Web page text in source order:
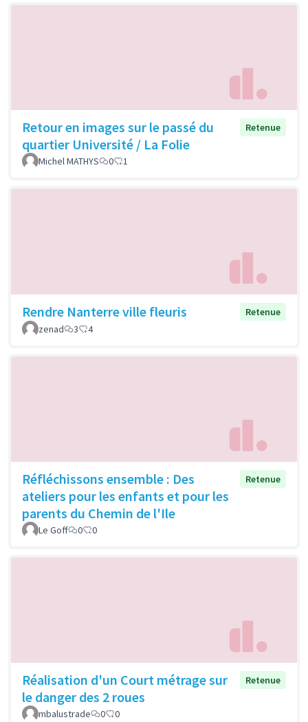
Retour en images sur le passé du
quartier Université / La Folie
Retenue
Michel MATHYS 0 1
Rendre Nanterre ville fleuris
Retenue
zenad
3 4
Réfléchissons ensemble : Des
ateliers pour les enfants et pour les
parents du Chemin de l'Ile
Retenue
Le Goff 0 0
Réalisation d'un Court métrage sur
le danger des 2 roues
Retenue
mbalustrade 0 0